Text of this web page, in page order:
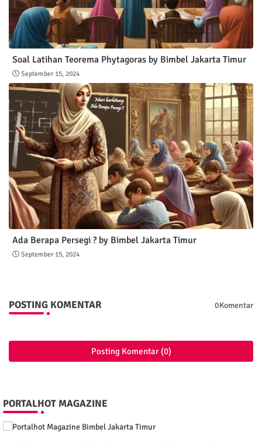
Soal Latihan Teorema Phytagoras by Bimbel Jakarta Timur
September 15, 2024
Ada Berapa Persegi ? by Bimbel Jakarta Timur
September 15, 2024
POSTING KOMENTAR 0Komentar
Posting Komentar (0)
PORTALHOT MAGAZINE